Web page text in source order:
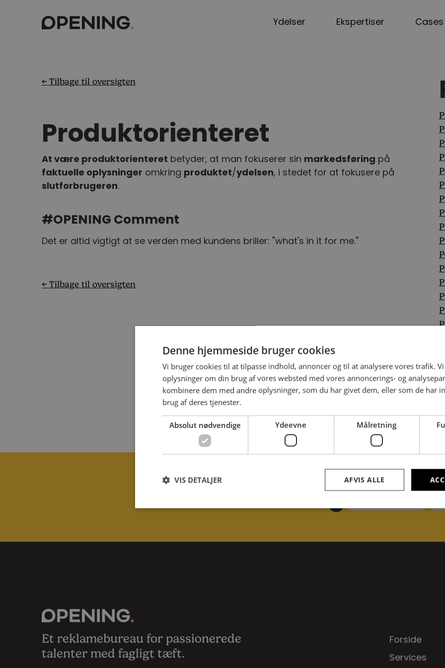
Ydelser Ekspertiser Cases
← Tilbage til oversigten
Produktorienteret
At være produktorienteret betyder, at man fokuserer sin markedsføring på
faktuelle oplysninger omkring produktet/ydelsen, i stedet for at fokusere på
slutforbrugeren.
#OPENING Comment
Det er altid vigtigt at se verden med kundens briller: "what's in it for me."
← Tilbage til oversigten
Kontakt os i dag
Et reklamebureau for passionerede
talenter med fagligt tæft.
Forside
Services
Denne hjemmeside bruger cookies
Vi bruger cookies til at tilpasse indhold, annoncer og til at analysere vores trafik.
oplysninger om din brug af vores websted med vores annoncerings- og
kombinere dem med andre oplysninger, som du har givet dem, eller som de har
brug af deres tjenester.
Absolut nødvendige Ydeevne Målretning
AFVIS ALLE
VIS DETALJER